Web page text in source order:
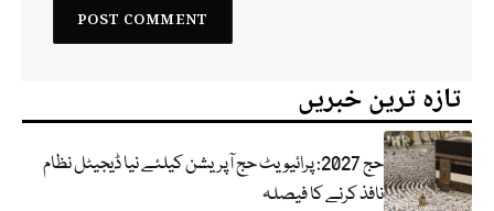
تازہ ترین خبریں
حج 2027: پرائیویٹ حج آپریشن کیلئے نیا ڈیجیٹل نظام
نافذ کرنے کا فیصلہ